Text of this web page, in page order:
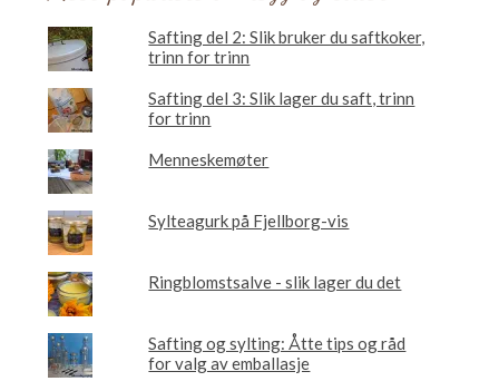
Safting del 2: Slik bruker du saftkoker,
trinn for trinn
Safting del 3: Slik lager du saft, trinn
for trinn
Menneskemøter
Sylteagurk på Fjellborg-vis
Ringblomstsalve - slik lager du det
Safting og sylting: Åtte tips og råd
for valg av emballasje